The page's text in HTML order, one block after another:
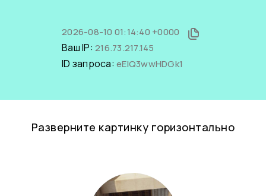
2026-08-10 01:14:40 +0000
Ваш IP: 216.73.217.145
ID запроса: eEIQ3wwHDGk1
Разверните картинку горизонтально